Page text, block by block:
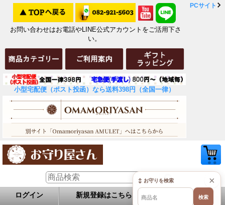
お問い合わせはお電話やLINE公式アカウントをご活用下さ
い。
小型宅配便（ポスト投函）なら送料398円（全国一律）
PCサイト
ログイン 新規登録はこちら お問い合せ
×
↕ お守りを検索
検索